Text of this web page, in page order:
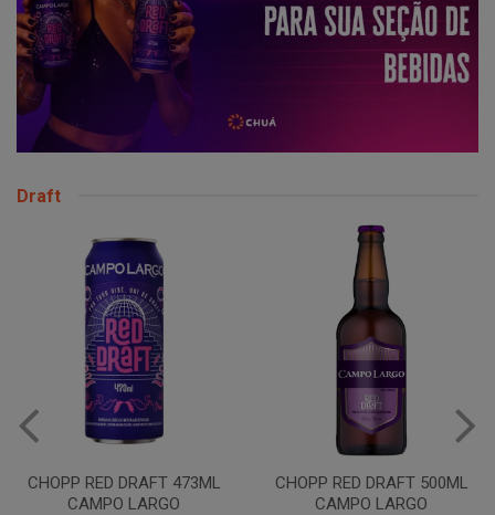
Draft
CHOPP RED DRAFT 500ML
CAMPO LARGO
VINHO JURUPINGA DINALLE
975ML BCO